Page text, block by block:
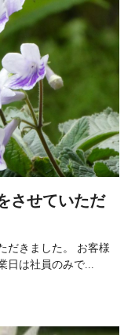
させていただ
だきました。 お客様
日は社員のみで...